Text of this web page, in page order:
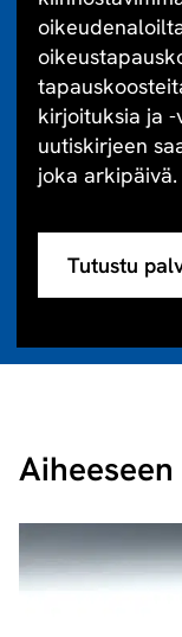
kirjoituksia ja
uutiskirjeen
joka arkipäivä.
Tutustu